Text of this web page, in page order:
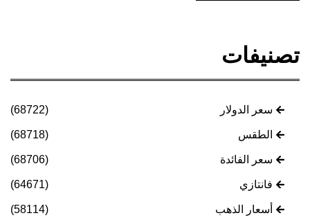
تصنيفات
سعر الدولار (68722)
الطقس (68718)
سعر الفائدة (68706)
فانتازي (64671)
أسعار الذهب (58114)